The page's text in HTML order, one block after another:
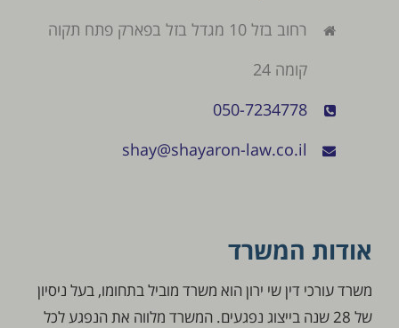
רחוב בזל 10 מגדל בזל בפארק פתח תקוה
קומה 24
050-7234778
shay@shayaron-law.co.il
אודות המשרד
משרד עורכי דין שי ירון הוא משרד מוביל בתחומו, בעל ניסיון
של 28 שנה בייצוג נפגעים. המשרד מלווה את הנפגע לכל